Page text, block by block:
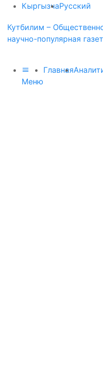
КыргызчаРусский
Кутбилим –
научно-популярная
Меню
Главная